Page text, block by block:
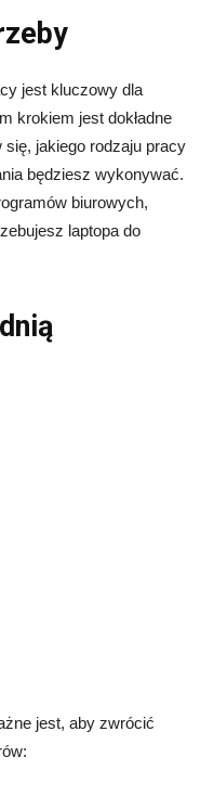
jest kluczowy dla
krokiem jest dokładne
jakiego rodzaju pracy
będziesz wykonywać.
biurowych,
laptopa do
jest, aby zwrócić